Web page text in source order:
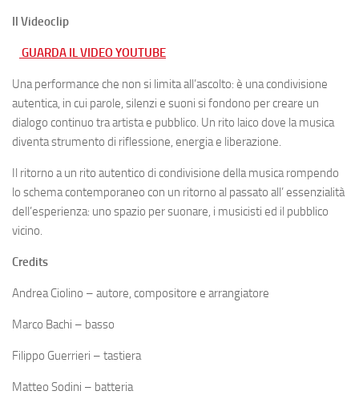
Il Videoclip
GUARDA IL VIDEO YOUTUBE
Una performance che non si limita all’ascolto: è una condivisione
autentica, in cui parole, silenzi e suoni si fondono per creare un
dialogo continuo tra artista e pubblico. Un rito laico dove la musica
diventa strumento di riflessione, energia e liberazione.
Il ritorno a un rito autentico di condivisione della musica rompendo
lo schema contemporaneo con un ritorno al passato all’ essenzialità
dell’esperienza: uno spazio per suonare, i musicisti ed il pubblico
vicino.
Credits
Andrea Ciolino – autore, compositore e arrangiatore
Marco Bachi – basso
Filippo Guerrieri – tastiera
Matteo Sodini – batteria